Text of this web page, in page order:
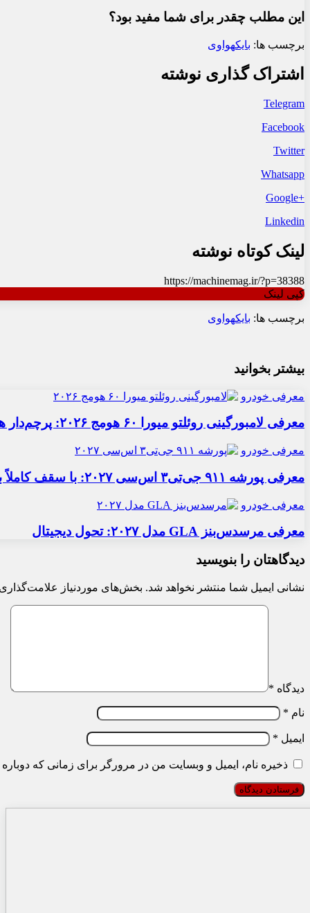
این مطلب چقدر برای شما مفید بود؟
برچسب ها: بایکهواوی
اشتراک گذاری نوشته
Telegram
Facebook
Twitter
Whatsapp
+Google
Linkedin
لینک کوتاه نوشته
https://machinemag.ir/?p=38388
کپی لینک
برچسب ها: بایکهواوی
بیشتر بخوانید
معرفی خودرو
معرفی لامبورگینی روئلتو میورا ۶۰ هومج ۲۰۲۶: پرچم‌دار هیبریدی
معرفی خودرو
معرفی پورشه ۹۱۱ جی‌تی۳ اس‌سی ۲۰۲۷: با سقف کاملاً برقی
معرفی خودرو
معرفی مرسدس‌بنز GLA مدل ۲۰۲۷: تحول دیجیتال
دیدگاهتان را بنویسید
نشانی ایمیل شما منتشر نخواهد شد. بخش‌های موردنیاز
دیدگاه *
نام *
ایمیل *
ذخیره نام، ایمیل و وبسایت من در مرورگر برای زمانی که